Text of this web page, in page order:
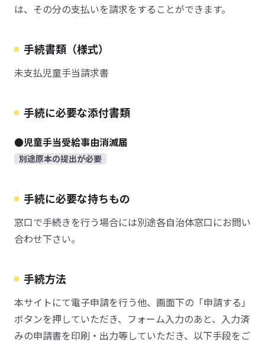
は、その分の支払いを請求をすることができます。
手続書類（様式）
未支払児童手当請求書
手続に必要な添付書類
●児童手当受給事由消滅届
別途原本の提出が必要
手続に必要な持ちもの
窓口で手続きを行う場合には別途各自治体窓口にお問い
合わせ下さい。
手続方法
本サイトにて電子申請を行う他、画面下の「申請する」
ボタンを押していただき、フォーム入力のあと、入力済
みの申請書を印刷・出力等していただき、以下手段をご